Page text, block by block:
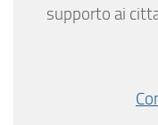
supporto ai